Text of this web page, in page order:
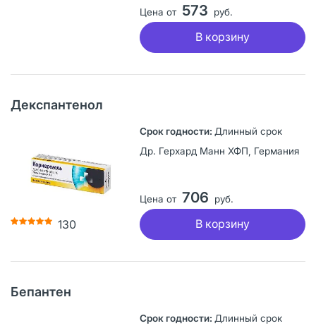
Цена от 573 руб.
В корзину
Декспантенол
130
Длинный срок
Др. Герхард Манн ХФП, Германия
Цена от 706 руб.
В корзину
Бепантен
Длинный срок